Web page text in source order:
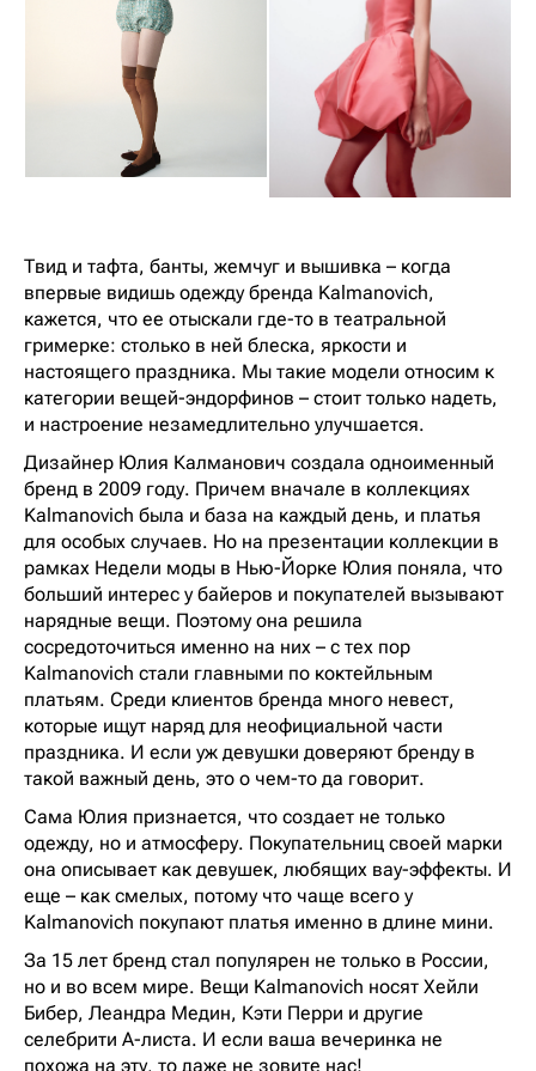
Твид и тафта, банты, жемчуг и вышивка – когда
впервые видишь одежду бренда Kalmanovich,
кажется, что ее отыскали где-то в театральной
гримерке: столько в ней блеска, яркости и
настоящего праздника. Мы такие модели относим к
категории вещей-эндорфинов – стоит только надеть,
и настроение незамедлительно улучшается.
Дизайнер Юлия Калманович создала одноименный
бренд в 2009 году. Причем вначале в коллекциях
Kalmanovich была и база на каждый день, и платья
для особых случаев. Но на презентации коллекции в
рамках Недели моды в Нью-Йорке Юлия поняла, что
больший интерес у байеров и покупателей вызывают
нарядные вещи. Поэтому она решила
сосредоточиться именно на них – с тех пор
Kalmanovich стали главными по коктейльным
платьям. Среди клиентов бренда много невест,
которые ищут наряд для неофициальной части
праздника. И если уж девушки доверяют бренду в
такой важный день, это о чем-то да говорит.
Сама Юлия признается, что создает не только
одежду, но и атмосферу. Покупательниц своей марки
она описывает как девушек, любящих вау-эффекты. И
еще – как смелых, потому что чаще всего у
Kalmanovich покупают платья именно в длине мини.
За 15 лет бренд стал популярен не только в России,
но и во всем мире. Вещи Kalmanovich носят Хейли
Бибер, Леандра Медин, Кэти Перри и другие
селебрити A-листа. И если ваша вечеринка не
похожа на эту, то даже не зовите нас!